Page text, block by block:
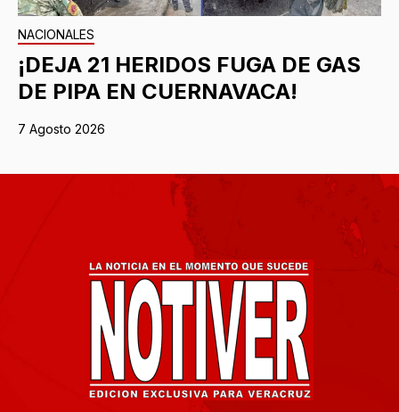
NACIONALES
¡DEJA 21 HERIDOS FUGA DE GAS
DE PIPA EN CUERNAVACA!
7 Agosto 2026